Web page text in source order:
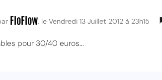
FloFlow, le Vendredi 13 Juillet 2012 à 23h15
pour 30/40 euros...